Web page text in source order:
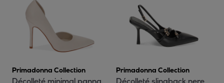
Primadonna Collection Primadonna Collection